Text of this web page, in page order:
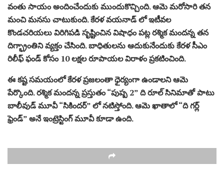
వంతు సాయం అందించేందుకు ముందుకొచ్చింది. ఆమె మరోసారి తన
మంచి మనసు చాటుకుంది. కేరళ వయనాడ్ లో ఇటీవల
కొండచరియలు విరిగిపడి సృష్టించిన విషాధం పట్ల రశ్మిక మందన్న తన
దిగ్భ్రాంతిని వ్యక్తం చేసింది. బాధితులను ఆదుకునేందుకు కేరళ సీఎం
రిలీఫ్ ఫండ్ కోసం 10 లక్షల రూపాయల విరాళం ప్రకటించింది.
ఈ కష్ట సమయంలో కేరళ ప్రజలంతా ధైర్యంగా ఉండాలని ఆమె
పేర్కొంది. రశ్మిక మందన్న ప్రస్తుతం “పుష్ప 2” ది రూల్ సినిమాతో పాటు
బాలీవుడ్ మూవీ “సికిందర్” లో నటిస్తోంది. ఆమె ఖాతాలో “ది గర్ల్
ఫ్రెండ్” అనే ఇంట్రెస్టింగ్ మూవీ కూడా ఉంది.